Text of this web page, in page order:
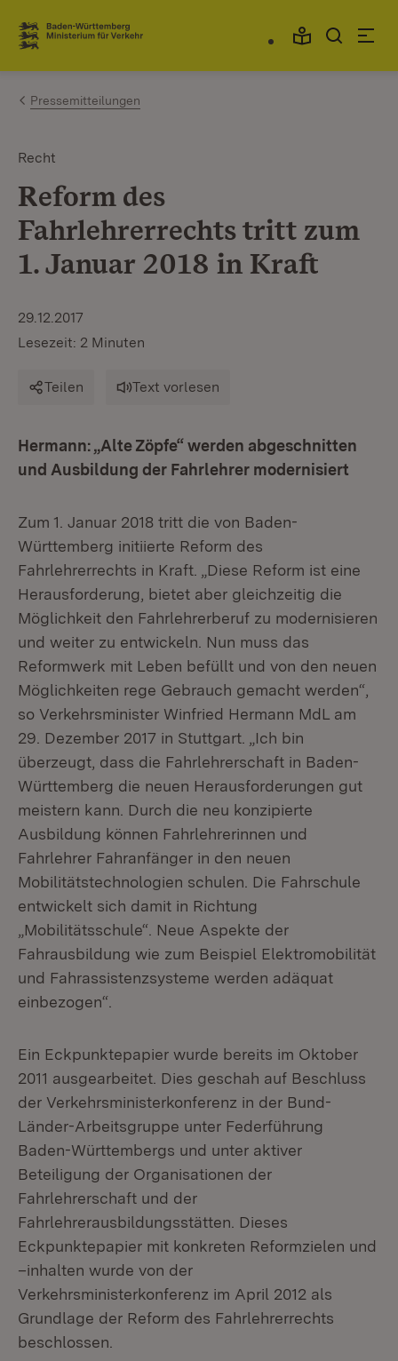
Zum Inhalt springen
Link zur Startseite
Pressemitteilungen
Recht
Reform des
Fahrlehrerrechts tritt zum
1. Januar 2018 in Kraft
29.12.2017
Lesezeit: 2 Minuten
Teilen Text vorlesen
Hermann: „Alte Zöpfe“ werden abgeschnitten
und Ausbildung der Fahrlehrer modernisiert
Zum 1. Januar 2018 tritt die von Baden-
Württemberg initiierte Reform des
Fahrlehrerrechts in Kraft. „Diese Reform ist eine
Herausforderung, bietet aber gleichzeitig die
Möglichkeit den Fahrlehrerberuf zu modernisieren
und weiter zu entwickeln. Nun muss das
Reformwerk mit Leben befüllt und von den neuen
Möglichkeiten rege Gebrauch gemacht werden“,
so Verkehrsminister Winfried Hermann MdL am
29. Dezember 2017 in Stuttgart. „Ich bin
überzeugt, dass die Fahrlehrerschaft in Baden-
Württemberg die neuen Herausforderungen gut
meistern kann. Durch die neu konzipierte
Ausbildung können Fahrlehrerinnen und
Fahrlehrer Fahranfänger in den neuen
Mobilitätstechnologien schulen. Die Fahrschule
entwickelt sich damit in Richtung
„Mobilitätsschule“. Neue Aspekte der
Fahrausbildung wie zum Beispiel Elektromobilität
und Fahrassistenzsysteme werden adäquat
einbezogen“.
Ein Eckpunktepapier wurde bereits im Oktober
2011 ausgearbeitet. Dies geschah auf Beschluss
der Verkehrsministerkonferenz in der Bund-
Länder-Arbeitsgruppe unter Federführung
Baden-Württembergs und unter aktiver
Beteiligung der Organisationen der
Fahrlehrerschaft und der
Fahrlehrerausbildungsstätten. Dieses
Eckpunktepapier mit konkreten Reformzielen und
–inhalten wurde von der
Verkehrsministerkonferenz im April 2012 als
Grundlage der Reform des Fahrlehrerrechts
beschlossen.